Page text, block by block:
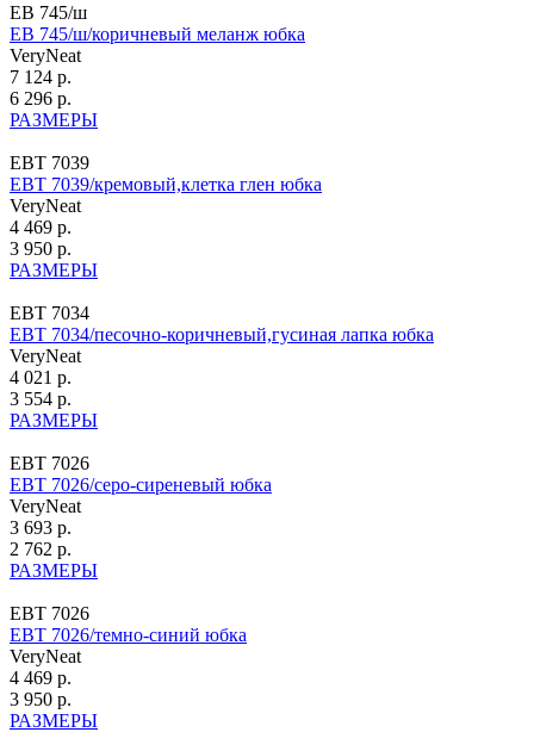
ЕВ 745/ш
ЕВ 745/ш/коричневый меланж юбка
VeryNeat
7 124 р.
6 296 р.
РАЗМЕРЫ
ЕВТ 7039
ЕВТ 7039/кремовый,клетка глен юбка
VeryNeat
4 469 р.
3 950 р.
РАЗМЕРЫ
ЕВТ 7034
ЕВТ 7034/песочно-коричневый,гусиная лапка юбка
VeryNeat
4 021 р.
3 554 р.
РАЗМЕРЫ
ЕВТ 7026
ЕВТ 7026/серо-сиреневый юбка
VeryNeat
3 693 р.
2 762 р.
РАЗМЕРЫ
ЕВТ 7026
ЕВТ 7026/темно-синий юбка
VeryNeat
4 469 р.
3 950 р.
РАЗМЕРЫ